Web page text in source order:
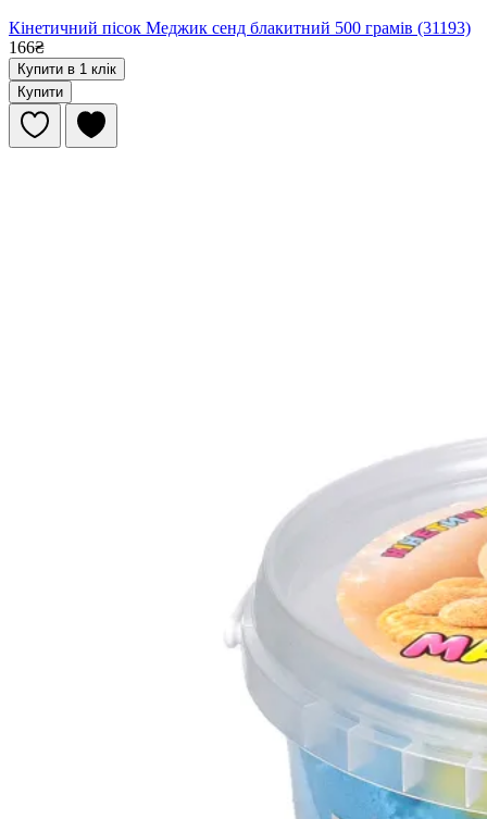
Кінетичний пісок Меджик сенд блакитний 500 грамів (31193)
166₴
Купити в 1 клік
Купити